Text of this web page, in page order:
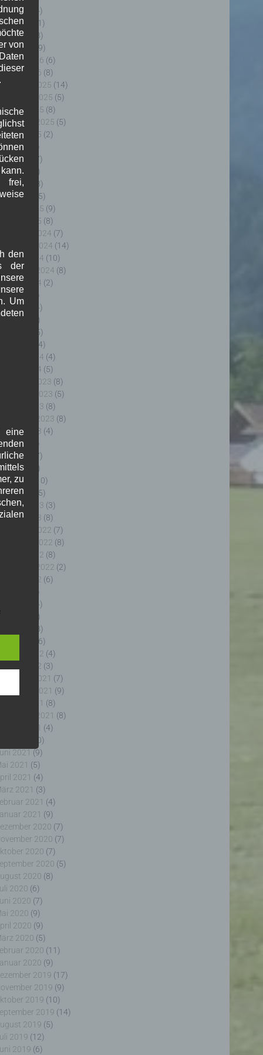
2026
(4)
2026
(11)
2026
(8)
2026
(9)
Februar 2026 (6)
2026 (8)
2025 (14)
November 2025 (5)
2025 (8)
2025 (5)
2025 (2)
2025
(9)
2025
(7)
2025
(3)
2025
(8)
2025
(5)
Februar 2025 (9)
Januar 2025 (8)
Dezember 2024 (7)
November 2024 (14)
2024 (10)
2024 (8)
2024 (2)
2024
(9)
2024
(4)
(4)
(5)
(4)
Februar 2024 (4)
Januar 2024 (5)
Dezember 2023 (8)
November 2023 (5)
Oktober 2023 (8)
September 2023 (8)
2023 (4)
2023
(8)
2023
(7)
2023
(8)
2023
(10)
2023
(5)
2023 (3)
2023 (8)
Dezember 2022 (7)
November 2022 (8)
Oktober 2022 (8)
September 2022 (2)
August 2022 (6)
(5)
(4)
2022
(5)
(8)
(6)
Februar 2022 (4)
Januar 2022 (3)
Dezember 2021 (7)
November 2021 (9)
Oktober 2021 (8)
September 2021 (8)
August 2021 (4)
(10)
2021 (9)
2021 (5)
2021 (4)
2021 (3)
2021 (4)
2021 (9)
2020 (7)
2020 (7)
2020 (7)
2020 (5)
2020 (8)
2020 (6)
2020 (7)
2020 (9)
2020 (9)
2020 (5)
2020 (11)
2020 (9)
2019 (17)
2019 (9)
2019 (10)
2019 (14)
2019 (5)
2019 (12)
2019 (6)
von
frei,
den
der
Um
eine
zu
der
das